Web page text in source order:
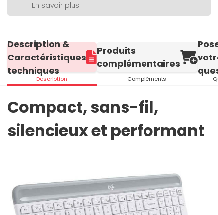
En savoir plus
Description &
Caractéristiques
techniques
Description
Produits
complémentaires
Compléments
Compact, sans-fil,
silencieux et performant